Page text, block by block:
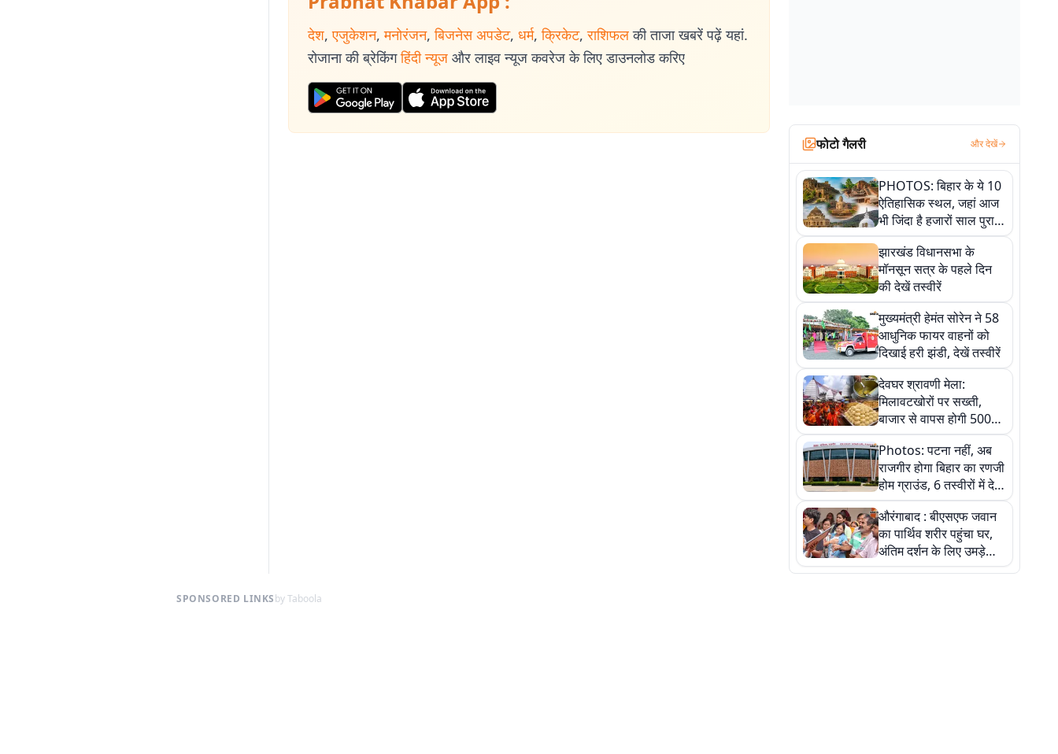
देश, एजुकेशन, मनोरंजन, बिजनेस अपडेट, धर्म, क्रिकेट, राशिफल की ताजा खबरें पढ़ें यहां.
रोजाना की ब्रेकिंग हिंदी न्यूज और लाइव न्यूज कवरेज के लिए डाउनलोड करिए
फोटो गैलरी और देखें
PHOTOS: बिहार के ये 10
ऐतिहासिक स्थल, जहां आज
भी जिंदा है हजारों साल पुराना
इतिहास, एक बार जरूर घूमिए
झारखंड विधानसभा के
मॉनसून सत्र के पहले दिन
की देखें तस्वीरें
मुख्यमंत्री हेमंत सोरेन ने 58
आधुनिक फायर वाहनों को
दिखाई हरी झंडी, देखें तस्वीरें
देवघर श्रावणी मेला:
मिलावटखोरों पर सख्ती,
बाजार से वापस होगी 500
किलो संदिग्ध खाद्य सामग्री,
देखें तस्वीरें
Photos: पटना नहीं, अब
राजगीर होगा बिहार का रणजी
होम ग्राउंड, 6 तस्वीरों में देखें
नए स्टेडियम की पूरी कहानी
औरंगाबाद : बीएसएफ जवान
का पार्थिव शरीर पहुंचा घर,
अंतिम दर्शन के लिए उमड़े
लोग
SPONSORED LINKSby Taboola